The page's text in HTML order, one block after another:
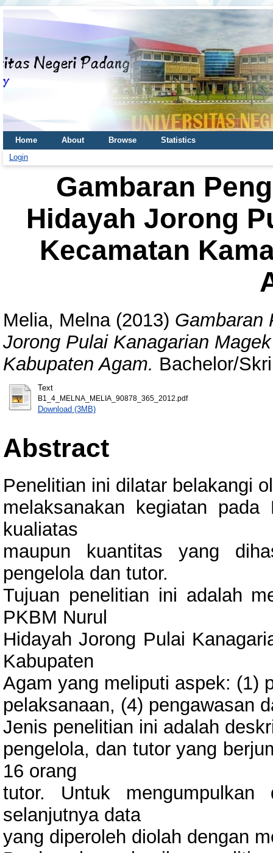
Home About Browse
Statistics
Login
Gambaran
Hidayah Jorong
Kecamatan
Melia, Melna(2013) Gambaran
Jorong Pulai Kanagarian
Kabupaten Agam. Bachelor/
Text
B1_4_MELNA_MELIA_90878_365_2012.pdf
Download (3MB)
Abstract
Penelitian ini dilatar belakangi
melaksanakan kegiatan
kualiatas
maupun kuantitas yang
pengelola dan tutor.
Tujuan penelitian ini adalah
PKBM Nurul
Hidayah Jorong Pulai
Kabupaten
Agam yang meliputi aspek: (1)
pelaksanaan, (4) pengawasan
Jenis penelitian ini adalah
pengelola, dan tutor yang
16 orang
tutor. Untuk
selanjutnya data
yang diperoleh diolah dengan